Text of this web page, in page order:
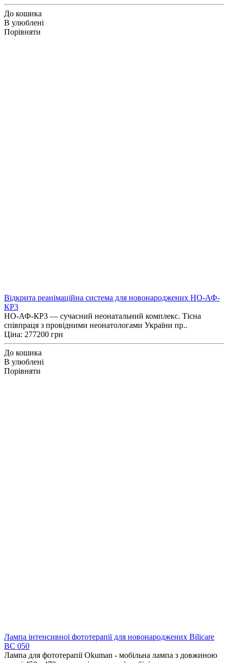
До кошика
В улюблені
Порівняти
Відкрита реанімаційна система для новонароджених НО-АФ-
КР3
НО-АФ-КР3 — сучасний неонатальний комплекс. Тісна
співпраця з провідними неонатологами України пр..
Ціна: 277200 грн
До кошика
В улюблені
Порівняти
Лампа інтенсивної фототерапії для новонароджених Bilicare
BC 050
Лампа для фототерапії Okuman - мобільна лампа з довжиною